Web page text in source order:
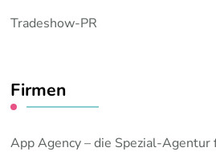
Tradeshow-PR
Firmen
App Agency – die Spezial-Agentur